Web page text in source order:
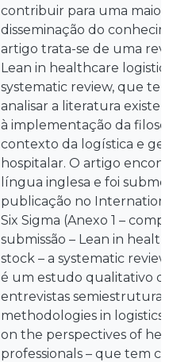
contribuir para uma maior
disseminação do
artigo trata-se de uma
Lean in healthcare
systematic review, que
analisar a literatura
à implementação da
contexto da logística e
hospitalar. O artigo
língua inglesa e foi
publicação no
Six Sigma (Anexo 1 –
submissão – Lean in
stock – a systematic
é um estudo qualitativo
entrevistas
methodologies in logistics
on the perspectives of
professionals – que tem